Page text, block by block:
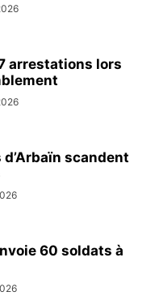
arrestations lors
scandent
60 soldats à